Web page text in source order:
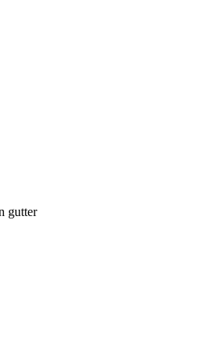
gutter